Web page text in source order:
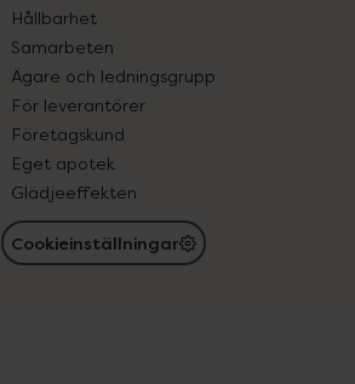
Hållbarhet
Samarbeten
Ägare och ledningsgrupp
För leverantörer
Företagskund
Eget apotek
Glädjeeffekten
Cookieinställningar